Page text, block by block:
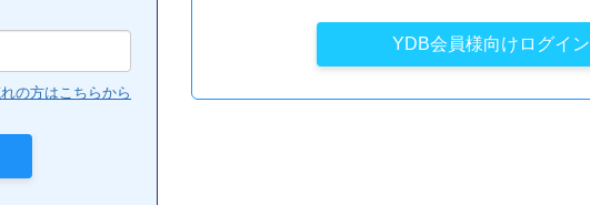
の方はこちらから
YDB会員様向けログイン